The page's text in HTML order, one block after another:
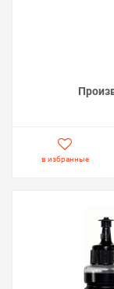
в избранные